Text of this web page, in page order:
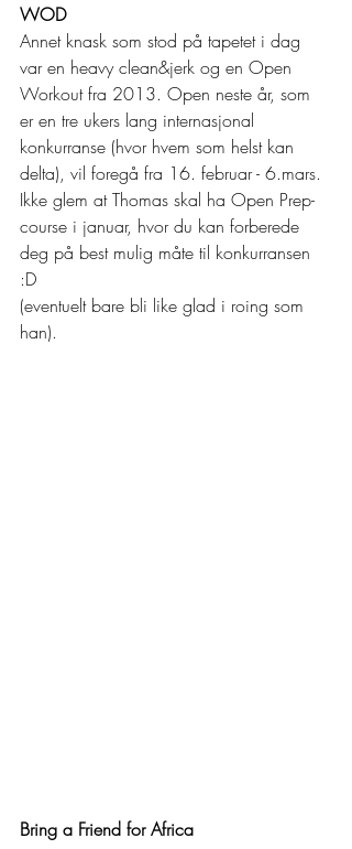
WOD
Annet knask som stod på tapetet i dag
var en heavy clean&jerk og en Open
Workout fra 2013. Open neste år, som
er en tre ukers lang internasjonal
konkurranse (hvor hvem som helst kan
delta), vil foregå fra 16. februar - 6.mars.
Ikke glem at Thomas skal ha Open Prep-
course i januar, hvor du kan forberede
deg på best mulig måte til konkurransen
:D
(eventuelt bare bli like glad i roing som
han).
Bring a Friend for Africa